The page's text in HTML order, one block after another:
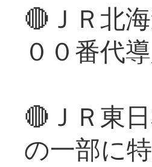
🔴ＪＲ北
００番代
🔴ＪＲ東
の一部に